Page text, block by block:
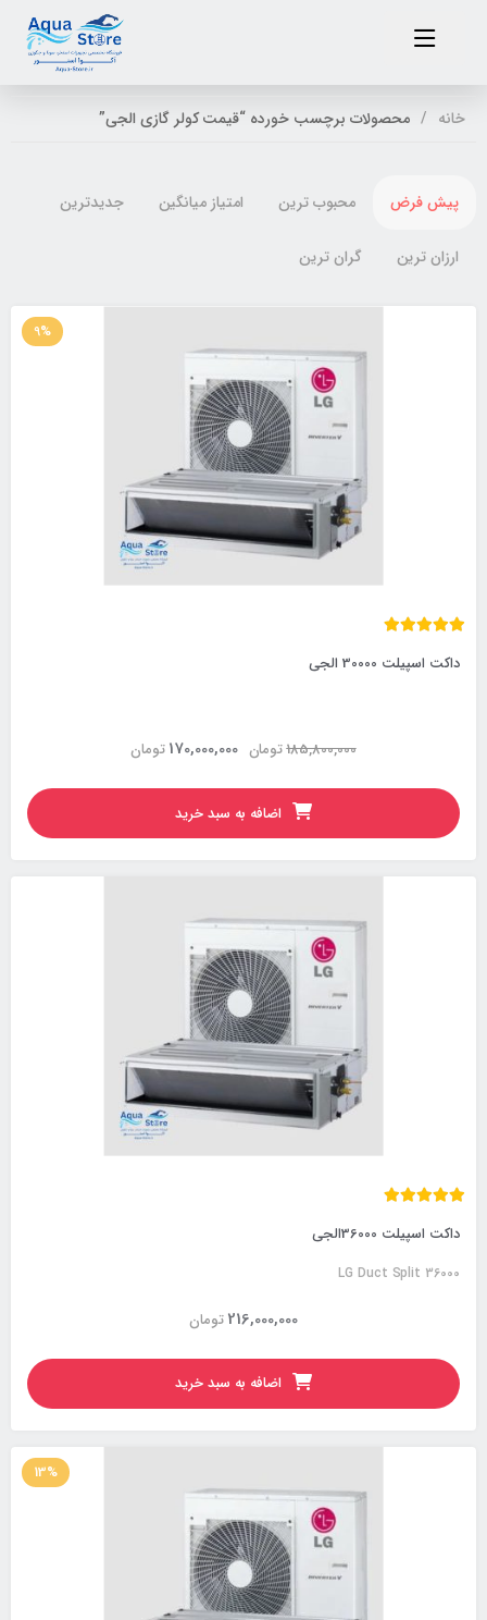
خانه محصولات برچسب خورده “قیمت کولر گازی الجی”
پیش فرض محبوب ترین امتیاز میانگین جدیدترین
ارزان ترین گران ترین
9%
داکت اسپیلت 30000 الجی
تومان185,800,000 تومان170,000,000
اضافه به سبد خرید
داکت اسپیلت 36000الجی
LG Duct Split 36000
تومان216,000,000
اضافه به سبد خرید
13%